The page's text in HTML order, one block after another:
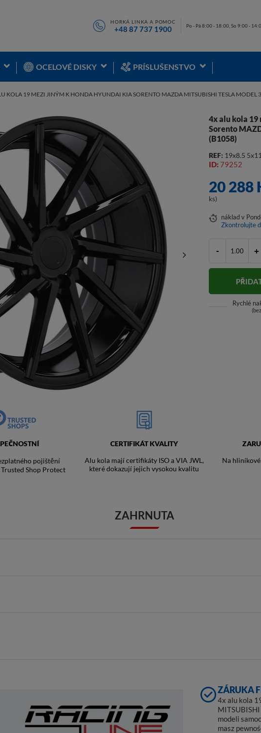
HORKÁ LINKA A POMOC
+48 87 737 1900 Po - Pá 8:00 - 18:00, So 9:00 -
OCELOVÉ DISKY PRÍSLUŠENSTVO
KOLA 19 MEZI JINÝM K HONDA HYUNDAI KIA SORENTO MAZDA MITSUBISHI TESLA MODEL
4x alu kola
Sorento
(B1058)
REF: 19x8.5
ID: 79252
20 288
ks)
nákladv
Zkontrolujte
- +
Rychlé
pojištění
Shop Protect
CERTIFIKÁT KVALITY
Alu kola mají certifikáty ISO a VIA JWL,
které dokazují jejich vysokou kvalitu
Na
ZAHRNUTA
ZÁRUKA
4x alu kola
modeli
masz